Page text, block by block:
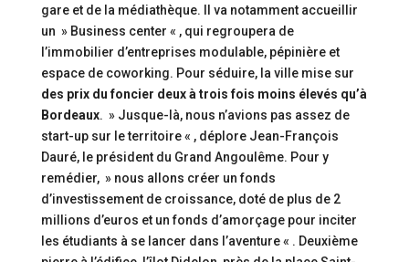
gare et de la médiathèque. Il va notamment accueillir
un » Business center « , qui regroupera de
l’immobilier d’entreprises modulable, pépinière et
espace de coworking. Pour séduire, la ville mise sur
des prix du foncier deux à trois fois moins élevés qu’à
Bordeaux. » Jusque-là, nous n’avions pas assez de
start-up sur le territoire « , déplore Jean-François
Dauré, le président du Grand Angoulême. Pour y
remédier, » nous allons créer un fonds
d’investissement de croissance, doté de plus de 2
millions d’euros et un fonds d’amorçage pour inciter
les étudiants à se lancer dans l’aventure « . Deuxième